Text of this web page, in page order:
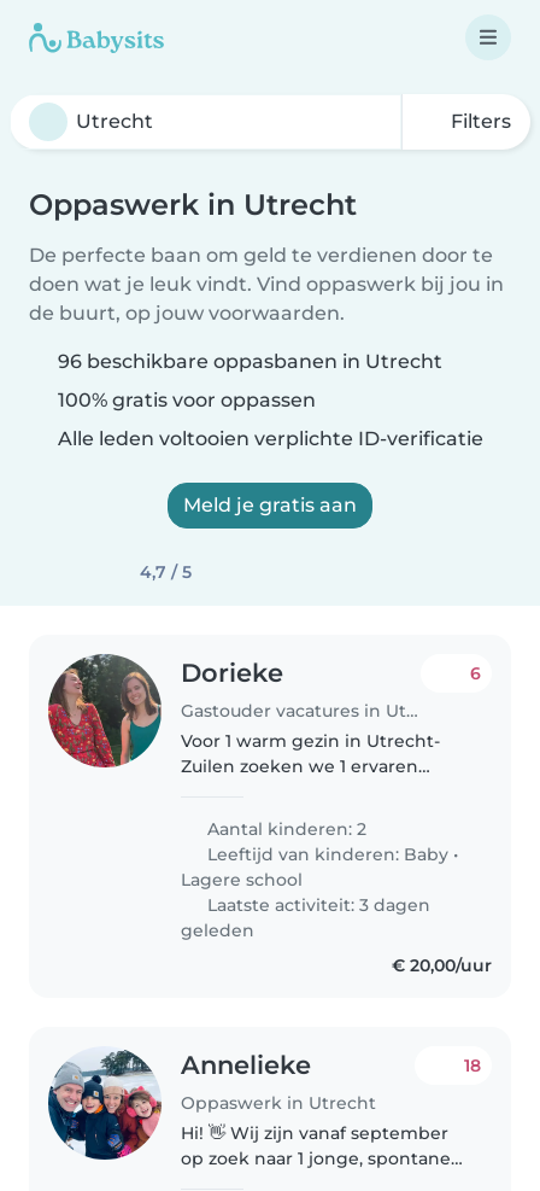
Filters
Oppaswerk in Utrecht
De perfecte baan om geld te verdienen door te
doen wat je leuk vindt. Vind oppaswerk bij jou in
de buurt, op jouw voorwaarden.
96 beschikbare oppasbanen in Utrecht
100% gratis voor oppassen
Alle leden voltooien verplichte ID-verificatie
Meld je gratis aan
4,7 / 5
Dorieke
Gastouder vacatures in Utrecht
6
Voor 1 warm gezin in Utrecht-
Zuilen zoeken we 1 ervaren
medewerker/gastouder die 2 tot
3 vaste dagen als nanny aan huis
wil werken. Het gaat om 20–36
uur per week, met..
Aantal kinderen: 2
Leeftijd van kinderen: Baby •
Lagere school
Laatste activiteit: 3 dagen
geleden
€ 20,00/uur
Annelieke
Oppaswerk in Utrecht
18
Hi! 👋 Wij zijn vanaf september
op zoek naar 1 jonge, spontane